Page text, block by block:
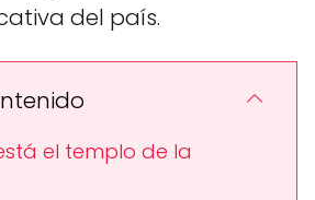
del país.
el templo de la